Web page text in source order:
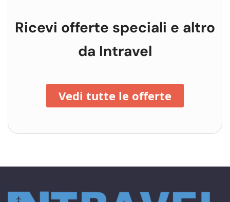
Ricevi offerte speciali e altro
da Intravel
Vedi tutte le offerte